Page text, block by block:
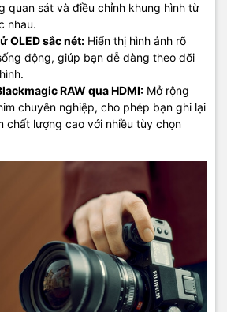
quan sát và điều chỉnh khung hình từ
nhau.
OLED sắc nét: Hiển thị hình ảnh rõ
động, giúp bạn dễ dàng theo dõi
RAW qua HDMI: Mở rộng
chuyên nghiệp, cho phép bạn ghi lại
chất lượng cao với nhiều tùy chọn